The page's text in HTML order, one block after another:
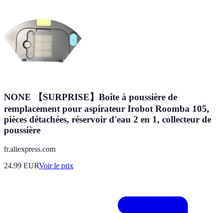
NONE 【SURPRISE】Boîte à poussière de
remplacement pour aspirateur Irobot Roomba 105,
pièces détachées, réservoir d'eau 2 en 1, collecteur de
poussière
fr.aliexpress.com
24.99 EURVoir le prix